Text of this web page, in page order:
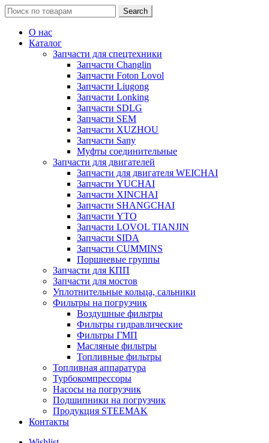
Search
for:
Search
О нас
Каталог
Запчасти для спецтехники
Запчасти Changlin
Запчасти Foton Lovol
Запчасти Liugong
Запчасти Lonking
Запчасти SDLG
Запчасти SEM
Запчасти XUZHOU
Запчасти Sany
Муфты соединительные
Запчасти для двигателей
Запчасти для двигателя WEICHAI
Запчасти YUCHAI
Запчасти XINCHAI
Запчасти SHANGCHAI
Запчасти YTO
Запчасти LOVOL TIANJIN
Запчасти SIDA
Запчасти CUMMINS
Поршневые группы
Запчасти для КПП
Запчасти для мостов
Уплотнительные кольца, сальники
Фильтры на погрузчик
Воздушные фильтры
Фильтры гидравлические
Фильтры ГМП
Масляные фильтры
Топливные фильтры
Топливная аппаратура
Турбокомпрессоры
Насосы на погрузчик
Подшипники на погрузчик
Продукция STEEMAK
Контакты